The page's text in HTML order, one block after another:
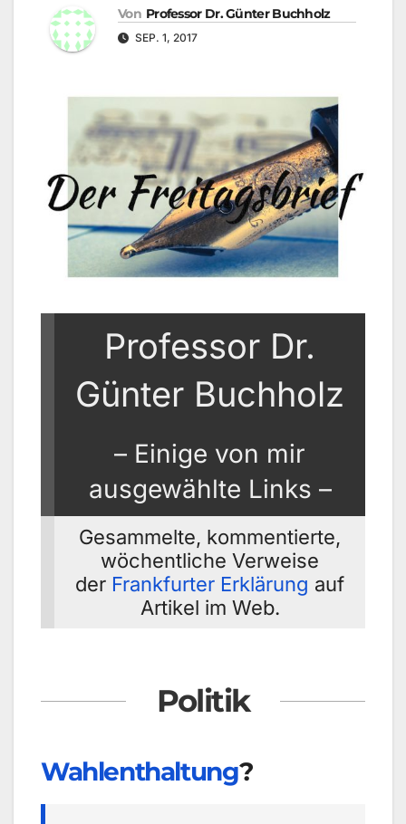
Von Professor Dr. Günter Buchholz
SEP. 1, 2017
Professor Dr.
Günter Buchholz
– Einige von mir
ausgewählte Links –
Gesammelte, kommentierte,
wöchentliche Verweise
der Frankfurter Erklärung auf
Artikel im Web.
Politik
Wahlenthaltung?